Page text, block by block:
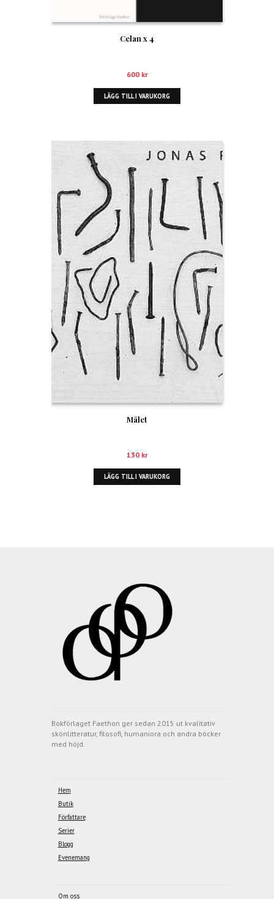
Celan x 4
600 kr
LÄGG TILL I VARUKORG
Målet
130 kr
LÄGG TILL I VARUKORG
Bokförlaget Faethon ger sedan 2015 ut kvalitativ
skönlitteratur, filosofi, humaniora och andra böcker
med höjd.
Hem
Butik
Författare
Serier
Blogg
Evenemang
Om oss